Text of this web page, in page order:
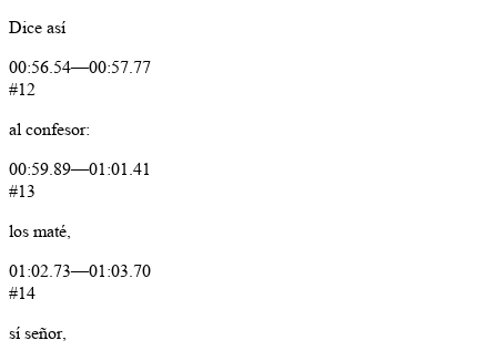
Dice así
00:56.54—00:57.77
#12
al confesor:
00:59.89—01:01.41
#13
los maté,
01:02.73—01:03.70
#14
sí señor,